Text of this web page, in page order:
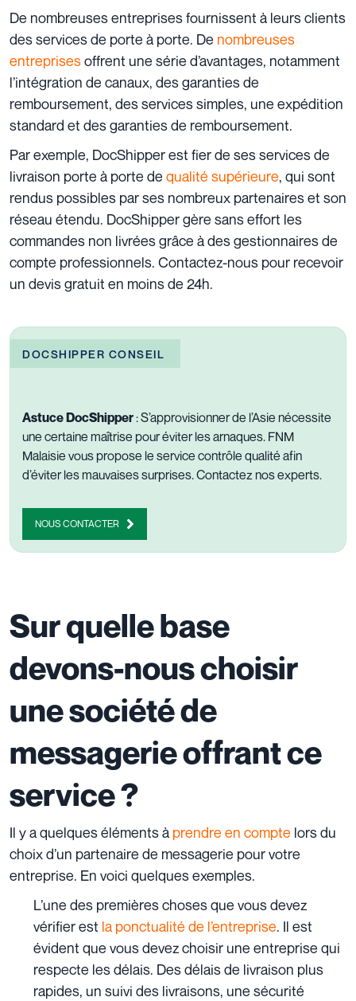
De nombreuses entreprises fournissent à leurs clients
des services de porte à porte. De nombreuses
entreprisesoffrent une série d’avantages, notamment
l’intégration de canaux, des garanties de
remboursement, des services simples, une expédition
standard et des garanties de remboursement.
Par exemple, DocShipperest fier de ses services de
livraison porte à porte de qualité supérieure, qui sont
rendus possibles par ses nombreux partenaires et son
réseau étendu. DocShipper gère sans effort les
commandes non livrées grâce à des gestionnaires de
compte professionnels. Contactez-nous pour recevoir
un devis gratuit en moins de 24h.
DOCSHIPPER CONSEIL
Astuce DocShipper : S’approvisionner de l’Asie nécessite
une certaine maîtrise pour éviter les arnaques. FNM
Malaisie vous propose le service contrôle qualité afin
d’éviter les mauvaises surprises.Contactez nos experts.
NOUS CONTACTER
Sur quelle base
devons-nous choisir
une société de
messagerie offrant ce
service ?
Il y a quelques éléments à prendre en compte lors du
choix d’un partenaire de messagerie pour votre
entreprise. En voici quelques exemples.
L’une des premières choses que vous devez
vérifier est la ponctualité de l’entreprise. Il est
évident que vous devez choisir une entreprise qui
respecte les délais. Des délais de livraison plus
rapides, un suivi des livraisons, une sécurité